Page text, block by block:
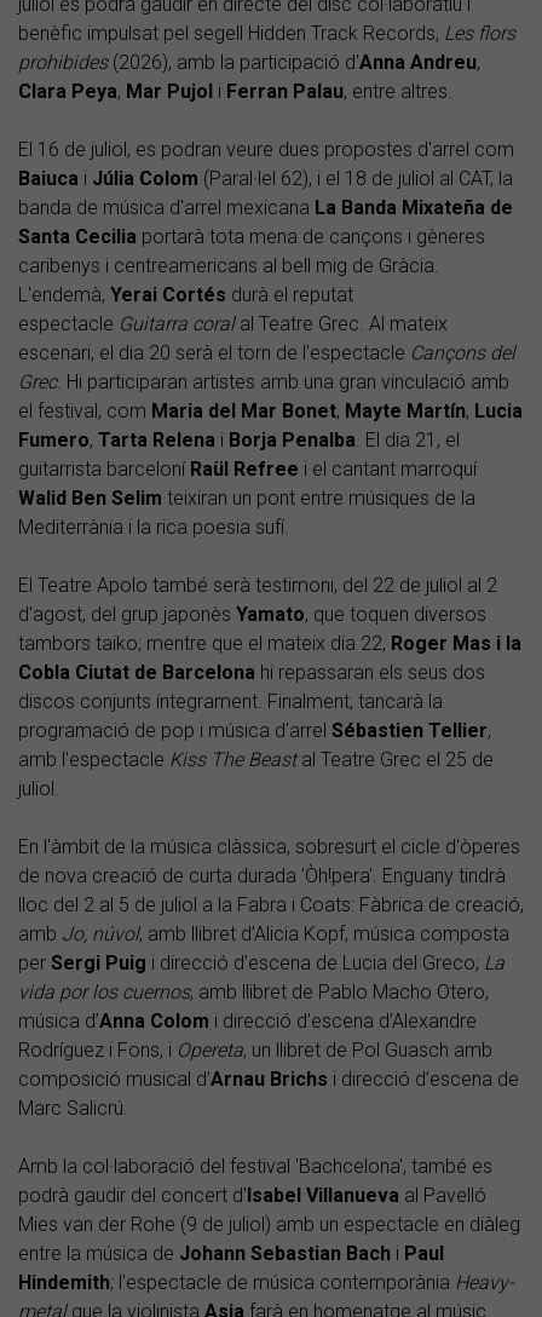
benèfic impulsat pel segell Hidden Track Records, Les flors
prohibides (2026), amb la participació d'Anna Andreu,
Clara Peya, Mar Pujol i Ferran Palau, entre altres.
El 16 de juliol, es podran veure dues propostes d'arrel com
Baiuca i Júlia Colom (Paral·lel 62), i el 18 de juliol al CAT, la
banda de música d'arrel mexicana La Banda Mixateña de
Santa Cecilia portarà tota mena de cançons i gèneres
caribenys i centreamericans al bell mig de Gràcia.
L'endemà, Yerai Cortés durà el reputat
espectacle Guitarra coralal Teatre Grec. Al mateix
escenari, el dia 20 serà el torn de l'espectacle Cançons del
Grec. Hi participaran artistes amb una gran vinculació amb
el festival, com Maria del Mar Bonet, Mayte Martín, Lucia
Fumero, Tarta Relena i Borja Penalba . El dia 21, el
guitarrista barceloní Raül Refree i el cantant marroquí
Walid Ben Selim teixiran un pont entre músiques de la
Mediterrània i la rica poesia sufí.
El Teatre Apolo també serà testimoni, del 22 de juliol al 2
d'agost, del grup japonès Yamato, que toquen diversos
tambors taiko; mentre que el mateix dia 22, Roger Mas i la
Cobla Ciutat de Barcelona hi repassaran els seus dos
discos conjunts íntegrament. Finalment, tancarà la
programació de pop i música d'arrel Sébastien Tellier,
amb l'espectacle Kiss The Beast al Teatre Grec el 25 de
juliol.
En l'àmbit de la música clàssica, sobresurt el cicle d'òperes
de nova creació de curta durada 'Òh!pera'. Enguany tindrà
lloc del 2 al 5 de juliol a la Fabra i Coats: Fàbrica de creació,
amb Jo, núvol, amb llibret d’Alicia Kopf, música composta
per Sergi Puig i direcció d’escena de Lucia del Greco; La
vida por los cuernos, amb llibret de Pablo Macho Otero,
música d’Anna Colom i direcció d’escena d’Alexandre
Rodríguez i Fons, i Opereta, un llibret de Pol Guasch amb
composició musical d’Arnau Brichs i direcció d’escena de
Marc Salicrú.
Amb la col·laboració del festival 'Bachcelona', també es
podrà gaudir del concert d'Isabel Villanueva al Pavelló
Mies van der Rohe (9 de juliol) amb un espectacle en diàleg
entre la música de Johann Sebastian Bach i Paul
Hindemith; l'espectacle de música contemporània Heavy-
metalque la violinista Asia farà en homenatge al músic